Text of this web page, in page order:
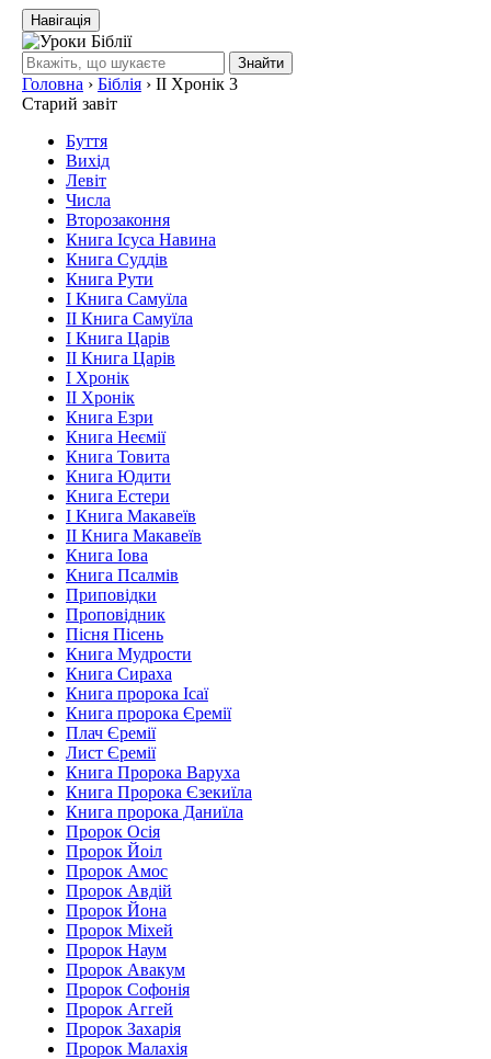
Навігація
Знайти
Головна › Біблія › ІІ Хронік 3
Старий завіт
Буття
Вихід
Левіт
Числа
Второзаконня
Книга Ісуса Навина
Книга Суддів
Книга Рути
І Книга Самуїла
ІІ Книга Самуїла
І Книга Царів
ІІ Книга Царів
І Хронік
ІІ Хронік
Книга Езри
Книга Неємії
Книга Товита
Книга Юдити
Книга Естери
І Книга Макавеїв
ІІ Книга Макавеїв
Книга Іова
Книга Псалмів
Приповідки
Проповідник
Пісня Пісень
Книга Мудрости
Книга Сираха
Книга пророка Ісаї
Книга пророка Єремії
Плач Єремії
Лист Єремії
Книга Пророка Варуха
Книга Пророка Єзекиїла
Книга пророка Даниїла
Пророк Осія
Пророк Йоіл
Пророк Амос
Пророк Авдій
Пророк Йона
Пророк Міхей
Пророк Наум
Пророк Авакум
Пророк Софонія
Пророк Аггей
Пророк Захарія
Пророк Малахія